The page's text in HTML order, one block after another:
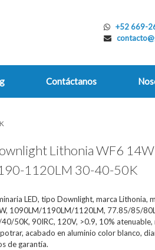
+52 669-
Contáctanos
Lithonia WF6
1120LM 30-40-50K
LED, tipo Downlight, marca Lithonia,
1090LM/1190LM/1120LM, 77.85/85/
50K, 90IRC, 120V, >0.9, 10% atenuable,
acabado en aluminio color blanco,
de garantía.